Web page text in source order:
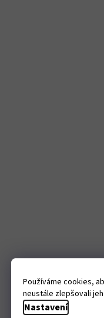
Používáme cookies,
neustále zlepšovali
Nastavení